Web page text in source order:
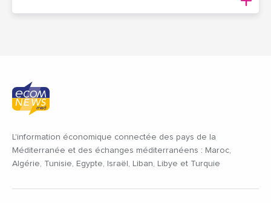
L'information économique connectée des pays de la
Méditerranée et des échanges méditerranéens : Maroc,
Algérie, Tunisie, Egypte, Israël, Liban, Libye et Turquie